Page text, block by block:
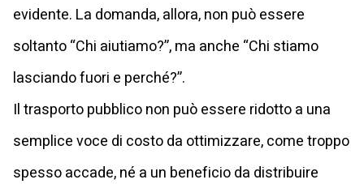
evidente. La domanda, allora, non può essere
soltanto “Chi aiutiamo?”, ma anche “Chi stiamo
lasciando fuori e perché?”.
Il trasporto pubblico non può essere ridotto a una
semplice voce di costo da ottimizzare, come troppo
spesso accade, né a un beneficio da distribuire